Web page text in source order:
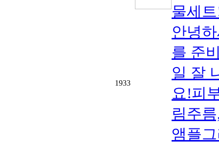
1933
물세
안녕
를 준
일 잘
요!피
림주
앰플